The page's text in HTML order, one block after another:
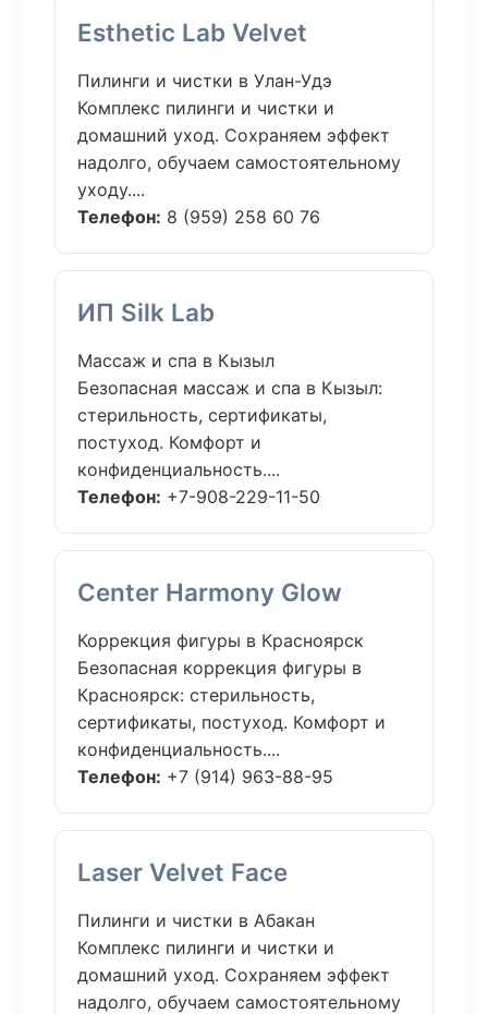
Esthetic Lab Velvet
Пилинги и чистки в Улан-Удэ
Комплекс пилинги и чистки и
домашний уход. Сохраняем эффект
надолго, обучаем самостоятельному
уходу....
Телефон: 8 (959) 258 60 76
ИП Silk Lab
Массаж и спа в Кызыл
Безопасная массаж и спа в Кызыл:
стерильность, сертификаты,
постуход. Комфорт и
конфиденциальность....
Телефон: +7-908-229-11-50
Center Harmony Glow
Коррекция фигуры в Красноярск
Безопасная коррекция фигуры в
Красноярск: стерильность,
сертификаты, постуход. Комфорт и
конфиденциальность....
Телефон: +7 (914) 963-88-95
Laser Velvet Face
Пилинги и чистки в Абакан
Комплекс пилинги и чистки и
домашний уход. Сохраняем эффект
надолго, обучаем самостоятельному